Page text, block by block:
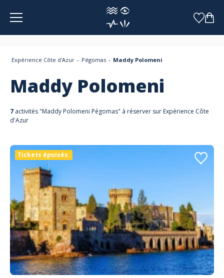
Panneau de gestion des cookies
Expérience Côte d'Azur Pégomas Maddy Polomeni
Maddy Polomeni
7 activités "Maddy Polomeni Pégomas" à réserver sur Expérience Côte
d'Azur
Tickets épuisés.